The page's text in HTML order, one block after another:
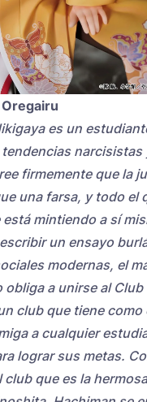
es un
narcisistas
firmemente que la
una farsa, y todo el
mintiendo a sí
un ensayo
modernas, el
obliga a unirse al Club
club que tiene
a cualquier
lograr sus metas.
club que es la